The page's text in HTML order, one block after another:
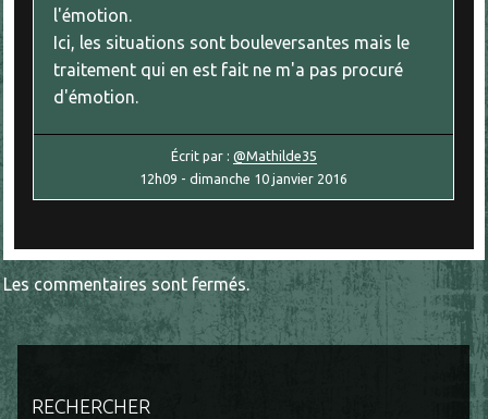
l'émotion.
Ici, les situations sont bouleversantes mais le
traitement qui en est fait ne m'a pas procuré
d'émotion.
Écrit par : @Mathilde35
12h09 -dimanche 10 janvier 2016
Les commentaires sont fermés.
RECHERCHER